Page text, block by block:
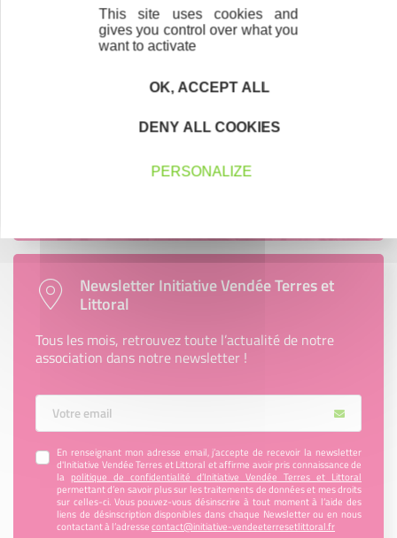
En savoir plus
Nous les avons accompagnés dans leur
Newsletter Initiative Vendée Terres et
Littoral
Tous les mois, retrouvez toute l’actualité de notre
association dans notre newsletter !
Votre Email
En renseignant mon adresse email, j’accepte de recevoir la newsletter
d'Initiative Vendée Terres et Littoral et affirme avoir pris connaissance de
la politique de confidentialité d’Initiative Vendée Terres et Littoral
permettant d’en savoir plus sur les traitements de données et mes droits
sur celles-ci. Vous pouvez-vous désinscrire à tout moment à l’aide des
liens de désinscription disponibles dans chaque Newsletter ou en nous
contactant à l’adressecontact@initiative-vendeeterresetlittoral.fr
This site uses cookies and
gives you control over what you
want to activate
OK, ACCEPT ALL
DENY ALL COOKIES
PERSONALIZE